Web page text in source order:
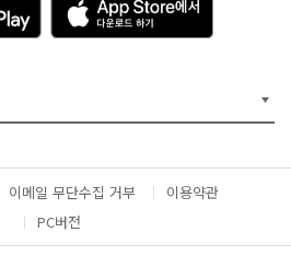
p
p
e
서
다
운
이메일 무단수집 거부
이용약관
PC버전